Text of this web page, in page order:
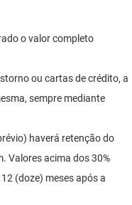
o valor completo
ou cartas de crédito, a
sempre mediante
haverá retenção do
Valores acima dos 30%
(doze) meses após a